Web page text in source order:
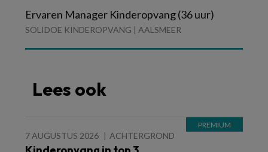
Ervaren Manager Kinderopvang (36 uur)
SOLIDOE KINDEROPVANG | AALSMEER
Lees ook
7 AUGUSTUS 2026 ACHTERGROND